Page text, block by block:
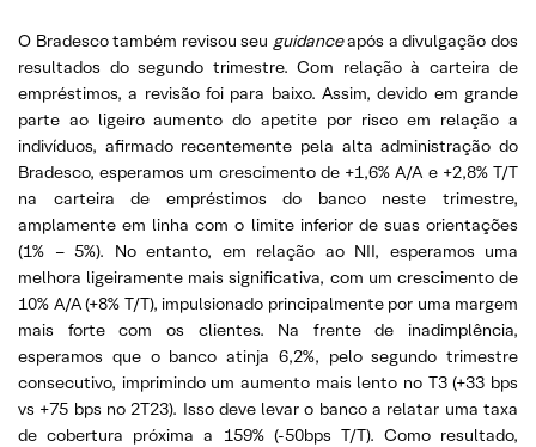
O Bradesco também revisou seu guidanceapós a divulgação dos
resultados do segundo trimestre. Com relação à carteira de
empréstimos, a revisão foi para baixo. Assim, devido em grande
parte ao ligeiro aumento do apetite por risco em relação a
indivíduos, afirmado recentemente pela alta administração do
Bradesco, esperamos um crescimento de +1,6% A/A e +2,8% T/T
na carteira de empréstimos do banco neste trimestre,
amplamente em linha com o limite inferior de suas orientações
(1% – 5%). No entanto, em relação ao NII, esperamos uma
melhora ligeiramente mais significativa, com um crescimento de
10% A/A (+8% T/T), impulsionado principalmente por uma margem
mais forte com os clientes. Na frente de inadimplência,
esperamos que o banco atinja 6,2%, pelo segundo trimestre
consecutivo, imprimindo um aumento mais lento no T3 (+33 bps
vs +75 bps no 2T23). Isso deve levar o banco a relatar uma taxa
de cobertura próxima a 159% (-50bps T/T). Como resultado,